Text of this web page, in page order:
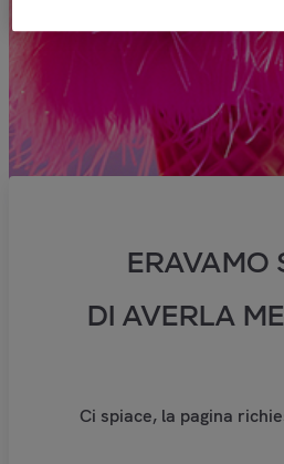
ERAVAMO
DI AVERLA
Ci spiace, la pagina